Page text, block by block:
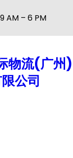
AM – 6 PM
物流(广州)
公司